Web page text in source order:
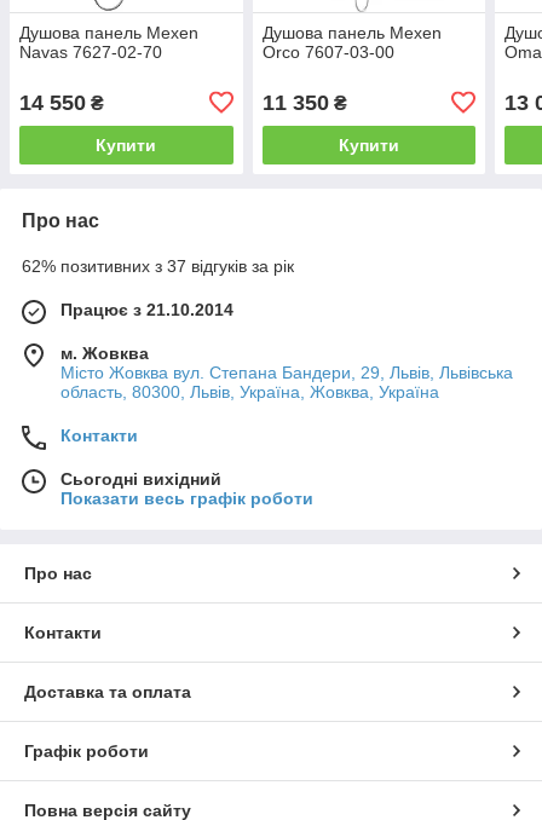
Душова панель Mexen
Navas 7627-02-70
14 550 ₴
Купити
Душова панель Mexen
Orco 7607-03-00
11 350₴
Купити
13
Про нас
62% позитивних з 37 відгуків за рік
Працює з 21.10.2014
м. Жовква
Місто Жовква вул. Степана Бандери, 29, Львів, Львівська
область, 80300, Львів, Україна, Жовква, Україна
Контакти
Сьогодні вихідний
Показати весь графік роботи
Про нас
Контакти
Доставка та оплата
Графік роботи
Повна версія сайту